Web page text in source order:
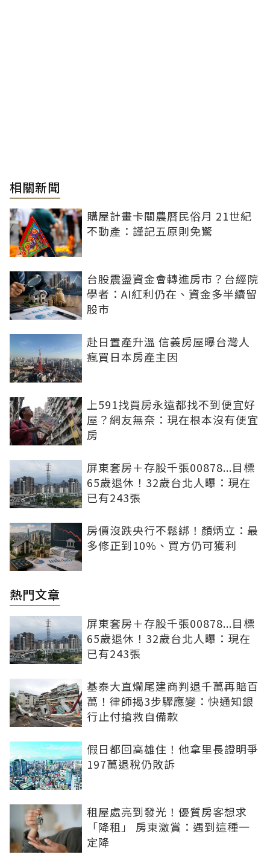
相關新聞
購屋計畫卡關農曆民俗月 21世紀
不動產：謹記五原則免驚
台股震盪資金會轉進房市？台經院
學者：AI紅利仍在、資金多半續留
股市
赴日置產升溫 信義房屋曝台灣人
瘋買日本房產主因
上591找買房永遠都找不到便宜好
屋？網友無奈：現在根本沒有便宜
房
屏東套房＋存股千張00878...目標
65歲退休！32歲台北人曝：現在
已有243張
房價沒跌央行不鬆綁！顏炳立：最
多修正到10%、買方仍可獲利
熱門文章
屏東套房＋存股千張00878...目標
65歲退休！32歲台北人曝：現在
已有243張
基泰大直爛尾建商判退千萬再賠百
萬！律師揭3步驟應變：快通知銀
行止付搶救自備款
假日都回高雄住！他拿里長證明爭
197萬退稅仍敗訴
租屋處亮到發光！優質房客想求
「降租」 房東激賞：遇到這種一
定降